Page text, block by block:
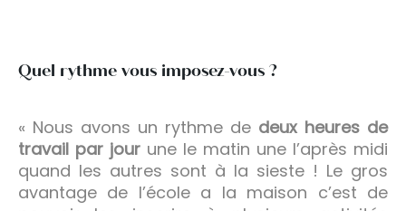
Quel rythme vous imposez-vous ?
« Nous avons un rythme de deux heures de
travail par jour une le matin une l’après midi
quand les autres sont à la sieste ! Le gros
avantage de l’école a la maison c’est de